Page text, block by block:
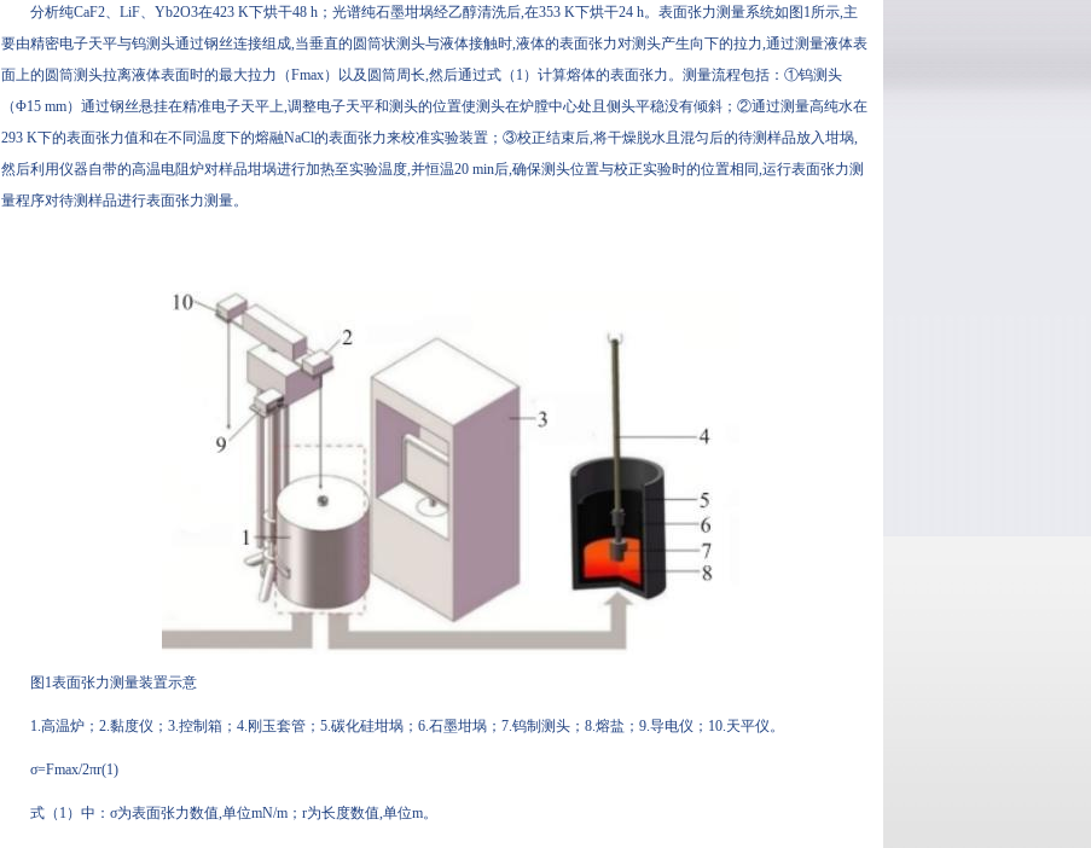
分析纯CaF2、LiF、Yb2O3在423 K下烘干48 h；光谱纯石墨坩埚经乙醇清洗后,在353 K下烘干24 h。表面张力测量系统如图1所示,主
要由精密电子天平与钨测头通过钢丝连接组成,当垂直的圆筒状测头与液体接触时,液体的表面张力对测头产生向下的拉力,通过测量液体表
面上的圆筒测头拉离液体表面时的最大拉力（Fmax）以及圆筒周长,然后通过式（1）计算熔体的表面张力。测量流程包括：①钨测头
（Φ15 mm）通过钢丝悬挂在精准电子天平上,调整电子天平和测头的位置使测头在炉膛中心处且侧头平稳没有倾斜；②通过测量高纯水在
293 K下的表面张力值和在不同温度下的熔融NaCl的表面张力来校准实验装置；③校正结束后,将干燥脱水且混匀后的待测样品放入坩埚,
然后利用仪器自带的高温电阻炉对样品坩埚进行加热至实验温度,并恒温20 min后,确保测头位置与校正实验时的位置相同,运行表面张力测
量程序对待测样品进行表面张力测量。
图1表面张力测量装置示意
1.高温炉；2.黏度仪；3.控制箱；4.刚玉套管；5.碳化硅坩埚；6.石墨坩埚；7.钨制测头；8.熔盐；9.导电仪；10.天平仪。
σ=Fmax/2πr(1)
式（1）中：σ为表面张力数值,单位mN/m；r为长度数值,单位m。